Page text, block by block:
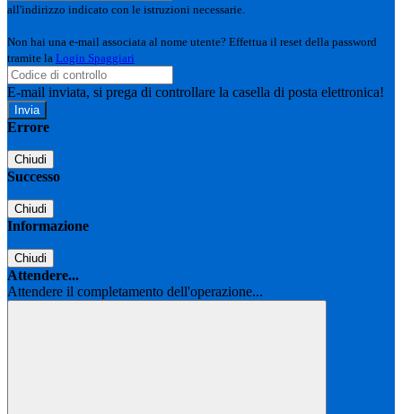
all'indirizzo indicato con le istruzioni necessarie.
Non hai una e-mail associata al nome utente? Effettua il reset della password
tramite la Login Spaggiari
E-mail inviata, si prega di controllare la casella di posta elettronica!
Errore
Chiudi
Successo
Chiudi
Informazione
Chiudi
Attendere...
Attendere il completamento dell'operazione...